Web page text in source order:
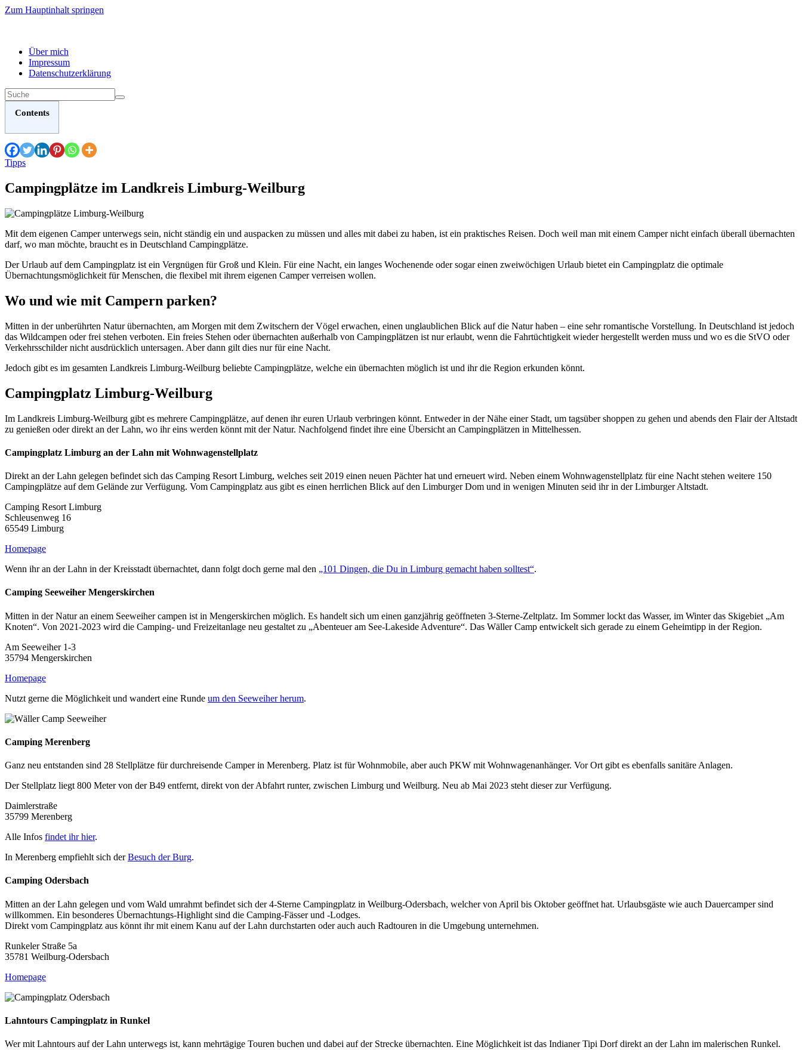
Zum Hauptinhalt springen
Über mich
Impressum
Datenschutzerklärung
Contents
Tipps
Campingplätze im Landkreis Limburg-Weilburg
Mit dem eigenen Camper unterwegs sein, nicht ständig ein und auspacken zu müssen und alles mit dabei zu haben, ist ein praktisches Reisen. Doch weil man mit einem Camper nicht einfach überall übernachten
darf, wo man möchte, braucht es in Deutschland Campingplätze.
Der Urlaub auf dem Campingplatz ist ein Vergnügen für Groß und Klein. Für eine Nacht, ein langes Wochenende oder sogar einen zweiwöchigen Urlaub bietet ein Campingplatz die optimale
Übernachtungsmöglichkeit für Menschen, die flexibel mit ihrem eigenen Camper verreisen wollen.
Wo und wie mit Campern parken?
Mitten in der unberührten Natur übernachten, am Morgen mit dem Zwitschern der Vögel erwachen, einen unglaublichen Blick auf die Natur haben – eine sehr romantische Vorstellung. In Deutschland ist jedoch
das Wildcampen oder frei stehen verboten. Ein freies Stehen oder übernachten außerhalb von Campingplätzen ist nur erlaubt, wenn die Fahrtüchtigkeit wieder hergestellt werden muss und wo es die StVO oder
Verkehrsschilder nicht ausdrücklich untersagen. Aber dann gilt dies nur für eine Nacht.
Jedoch gibt es im gesamten Landkreis Limburg-Weilburg beliebte Campingplätze, welche ein übernachten möglich ist und ihr die Region erkunden könnt.
Campingplatz Limburg-Weilburg
Im Landkreis Limburg-Weilburg gibt es mehrere Campingplätze, auf denen ihr euren Urlaub verbringen könnt. Entweder in der Nähe einer Stadt, um tagsüber shoppen zu gehen und abends den Flair der Altstadt
zu genießen oder direkt an der Lahn, wo ihr eins werden könnt mit der Natur. Nachfolgend findet ihre eine Übersicht an Campingplätzen in Mittelhessen.
Campingplatz Limburg an der Lahn mit Wohnwagenstellplatz
Direkt an der Lahn gelegen befindet sich das Camping Resort Limburg, welches seit 2019 einen neuen Pächter hat und erneuert wird. Neben einem Wohnwagenstellplatz für eine Nacht stehen weitere 150
Campingplätze auf dem Gelände zur Verfügung. Vom Campingplatz aus gibt es einen herrlichen Blick auf den Limburger Dom und in wenigen Minuten seid ihr in der Limburger Altstadt.
Camping Resort Limburg
Schleusenweg 16
65549 Limburg
Homepage
Wenn ihr an der Lahn in der Kreisstadt übernachtet, dann folgt doch gerne mal den „101 Dingen, die Du in Limburg gemacht haben solltest“.
Camping Seeweiher Mengerskirchen
Mitten in der Natur an einem Seeweiher campen ist in Mengerskirchen möglich. Es handelt sich um einen ganzjährig geöffneten 3-Sterne-Zeltplatz. Im Sommer lockt das Wasser, im Winter das Skigebiet „Am
Knoten“. Von 2021-2023 wird die Camping- und Freizeitanlage neu gestaltet zu „Abenteuer am See-Lakeside Adventure“. Das Wäller Camp entwickelt sich gerade zu einem Geheimtipp in der Region.
Am Seeweiher 1-3
35794 Mengerskirchen
Homepage
Nutzt gerne die Möglichkeit und wandert eine Runde um den Seeweiher herum.
Camping Merenberg
Ganz neu entstanden sind 28 Stellplätze für durchreisende Camper in Merenberg. Platz ist für Wohnmobile, aber auch PKW mit Wohnwagenanhänger. Vor Ort gibt es ebenfalls sanitäre Anlagen.
Der Stellplatz liegt 800 Meter von der B49 entfernt, direkt von der Abfahrt runter, zwischen Limburg und Weilburg. Neu ab Mai 2023 steht dieser zur Verfügung.
Daimlerstraße
35799 Merenberg
Alle Infos findet ihr hier.
In Merenberg empfiehlt sich derBesuch der Burg.
Camping Odersbach
Mitten an der Lahn gelegen und vom Wald umrahmt befindet sich der 4-Sterne Campingplatz in Weilburg-Odersbach, welcher von April bis Oktober geöffnet hat. Urlaubsgäste wie auch Dauercamper sind
willkommen. Ein besonderes Übernachtungs-Highlight sind die Camping-Fässer und -Lodges.
Direkt vom Campingplatz aus könnt ihr mit einem Kanu auf der Lahn durchstarten oder auch auch Radtouren in die Umgebung unternehmen.
Runkeler Straße 5a
35781 Weilburg-Odersbach
Homepage
Lahntours Campingplatz in Runkel
Wer mit Lahntours auf der Lahn unterwegs ist, kann mehrtägige Touren buchen und dabei auf der Strecke übernachten. Eine Möglichkeit ist das Indianer Tipi Dorf direkt an der Lahn im malerischen Runkel.